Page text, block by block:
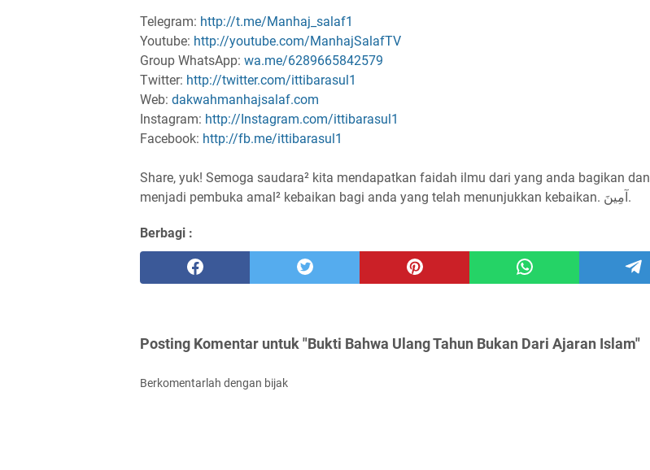
Telegram: http://t.me/Manhaj_salaf1
Youtube: http://youtube.com/ManhajSalafTV
Group WhatsApp: wa.me/6289665842579
Twitter: http://twitter.com/ittibarasul1
Web: dakwahmanhajsalaf.com
Instagram: http://Instagram.com/ittibarasul1
Facebook: http://fb.me/ittibarasul1
Share, yuk! Semoga saudara² kita mendapatkan faidah ilmu dari yang anda bagikan dan
menjadi pembuka amal² kebaikan bagi anda yang telah menunjukkan kebaikan. آمِينَ.
Berbagi :
Posting Komentar untuk "Bukti Bahwa Ulang Tahun Bukan Dari Ajaran Islam"
Berkomentarlah dengan bijak